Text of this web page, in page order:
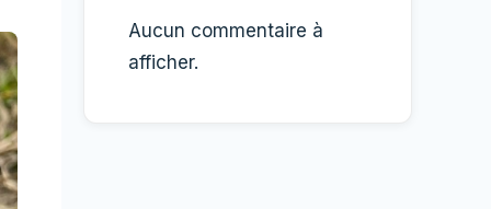
Aucun commentaire à
afficher.